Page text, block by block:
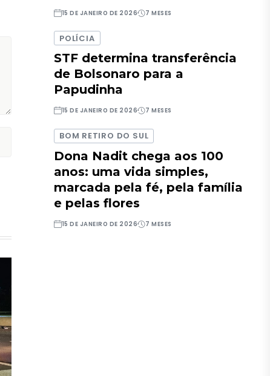
15 DE JANEIRO DE 2026 7 MESES
POLÍCIA
STF determina transferência
de Bolsonaro para a
Papudinha
15 DE JANEIRO DE 2026 7 MESES
BOM RETIRO DO SUL
Dona Nadit chega aos 100
anos: uma vida simples,
marcada pela fé, pela família
e pelas flores
15 DE JANEIRO DE 2026 7 MESES